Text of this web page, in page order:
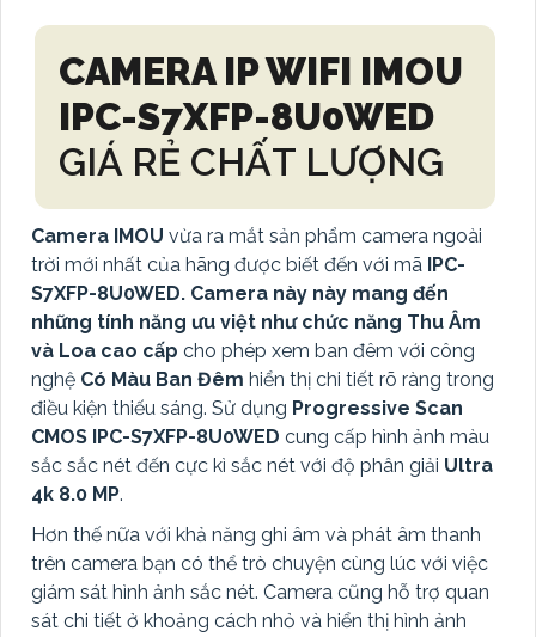
CAMERA IP WIFI IMOU
IPC-S7XFP-8U0WED
GIÁ RẺ CHẤT LƯỢNG
Camera IMOU vừa ra mắt sản phẩm camera ngoài
trời mới nhất của hãng được biết đến với mã IPC-
S7XFP-8U0WED. Camera này này mang đến
những tính năng ưu việt như chức năng Thu Âm
và Loa cao cấp cho phép xem ban đêm với công
nghệ Có Màu Ban Đêm hiển thị chi tiết rõ ràng trong
điều kiện thiếu sáng. Sử dụng Progressive Scan
CMOS IPC-S7XFP-8U0WED cung cấp hình ảnh màu
sắc sắc nét đến cực kì sắc nét với độ phân giải Ultra
4k 8.0 MP.
Hơn thế nữa với khả năng ghi âm và phát âm thanh
trên camera bạn có thể trò chuyện cùng lúc với việc
giám sát hình ảnh sắc nét. Camera cũng hỗ trợ quan
sát chi tiết ở khoảng cách nhỏ và hiển thị hình ảnh